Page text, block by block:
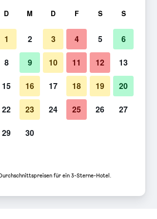
D M D F S S
1 2 3 4 5 6
8 9 10 11 12 13
15 16 17 18 19 20
22 23 24 25 26 27
29 30
für ein 3-Sterne-Hotel.